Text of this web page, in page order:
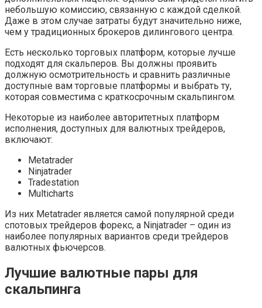
небольшую комиссию, связанную с каждой сделкой.
Даже в этом случае затраты будут значительно ниже,
чем у традиционных брокеров дилингового центра.
Есть несколько торговых платформ, которые лучше
подходят для скальперов. Вы должны проявить
должную осмотрительность и сравнить различные
доступные вам торговые платформы и выбрать ту,
которая совместима с краткосрочным скальпингом.
Некоторые из наиболее авторитетных платформ
исполнения, доступных для валютных трейдеров,
включают:
Metatrader
Ninjatrader
Tradestation
Multicharts
Из них Metatrader является самой популярной среди
спотовых трейдеров форекс, а Ninjatrader – один из
наиболее популярных вариантов среди трейдеров
валютных фьючерсов.
Лучшие валютные пары для
скальпинга